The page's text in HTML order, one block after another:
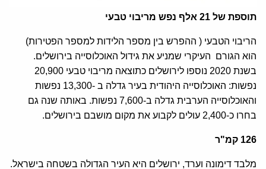
תוספת של 21 אלף נפש מריבוי טבעי
הריבוי הטבעי ( ההפרש בין מספר הלידות למספר הפטירות)
הוא הגורם העיקרי שמניע את גידול האוכלוסייה בירושלים.
בשנת 2020 נוספו לירושלים כתוצאה מריבוי טבעי 20,900
נפשות: האוכלוסייה היהודית בעיר גדלה ב -13,300 נפשות
והאוכלוסייה הערבית גדלה ב-7,600 נפשות. באותה שנה גם
בחרו כ-2,400 עולים לקבוע את מקום מושבם בירושלים.
126 קמ"ר
מלבד דימונה וערד, ירושלים היא העיר הגדולה בשטחה בישראל.